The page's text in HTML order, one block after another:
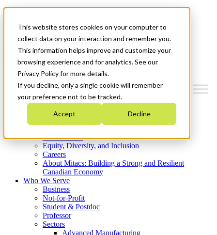
This website stores cookies on your computer to
collect data on your interaction and remember you.
This information helps improve and customize your
browsing experience and for analytics. See our
Privacy Policy for more details.
If you decline, only a single cookie will remember
your preference not to be tracked.
Accept Decline
News & Events
Get Started
Menu
Who We Are
Strategic Plan 2026-2030
What We Do
Equity, Diversity, and Inclusion
Careers
About Mitacs: Building a Strong and Resilient
Canadian Economy
Who We Serve
Business
Not-for-Profit
Student & Postdoc
Professor
Sectors
Advanced Manufacturing